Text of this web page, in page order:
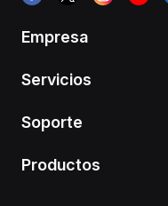
Empresa
Servicios
Soporte
Productos